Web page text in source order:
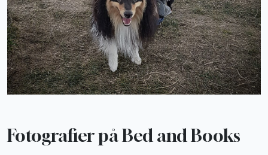
Fotografier på Bed and Books